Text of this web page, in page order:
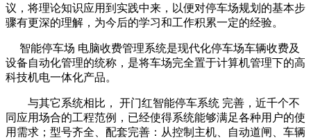
议，将理论知识应用到实践中来，以便对停车场规划的基本步
骤有更深的理解，为今后的学习和工作积累一定的经验。
智能停车场 电脑收费管理系统是现代化停车场车辆收费及
设备自动化管理的统称，是将车场完全置于计算机管理下的高
科技机电一体化产品。
与其它系统相比， 开门红智能停车系统 完善，近千个不
同应用场合的工程范例，已经使得系统能够满足各种用户的使
用需求；型号齐全、配套完善：从控制主机、自动道闸、车辆